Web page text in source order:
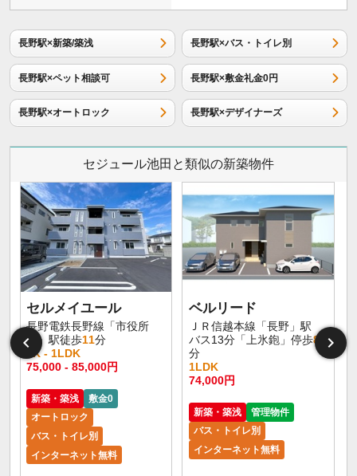
長野駅×新築/築浅 長野駅×バス・トイレ別
長野駅×ペット相談可 長野駅×敷金礼金0円
長野駅×オートロック 長野駅×デザイナーズ
セジュール池田と類似の新築物件
セルメイユール
長野電鉄長野線「市役所
前」駅徒歩11分
1K - 1LDK
75,000 - 85,000円
新築・築浅
敷金0
オートロック
バス・トイレ別
インターネット無料
ベルリード
ＪＲ信越本線「長野」駅
バス13分「上氷鉋」停歩8
分
1LDK
74,000円
新築・築浅
管理物件
バス・トイレ別
インターネット無料